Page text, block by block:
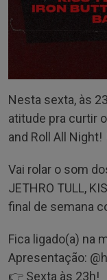
Nesta sexta, às
atitude pra curtir
and Roll All Night!
Vai rolar o som
JETHRO TULL,
final de semana
Fica ligado(a) na
Apresentação:
👉 Sexta às 23h!